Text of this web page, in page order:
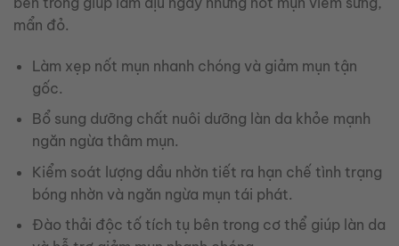
mẩn đỏ.
Làm xẹp nốt mụn nhanh chóng và giảm mụn tận
gốc.
Bổ sung dưỡng chất nuôi dưỡng làn da khỏe mạnh
ngăn ngừa thâm mụn.
Kiểm soát lượng dầu nhờn tiết ra hạn chế tình trạng
bóng nhờn và ngăn ngừa mụn tái phát.
Đào thải độc tố tích tụ bên trong cơ thể giúp làn da